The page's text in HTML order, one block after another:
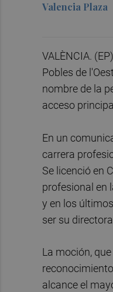
Valencia Plaza
VALÈNCIA.
Pobles de
nombre de la
acceso
En un
carrera
Se licenció en
profesional en
y en los
ser su
La moción,
alcance el